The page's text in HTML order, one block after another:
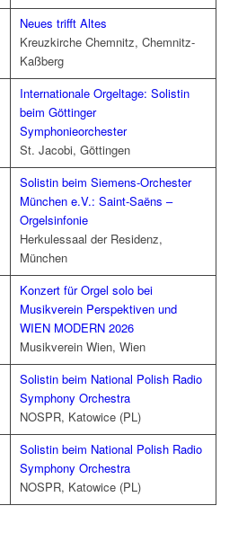
Neues trifft Altes
Kreuzkirche Chemnitz, Chemnitz-
Kaßberg
Internationale Orgeltage: Solistin
beim Göttinger
Symphonieorchester
St. Jacobi, Göttingen
Solistin beim Siemens-Orchester
München e.V.: Saint-Saëns –
Orgelsinfonie
Herkulessaal der Residenz,
München
Konzert für Orgel solo bei
Musikverein Perspektiven und
WIEN MODERN 2026
Musikverein Wien, Wien
Solistin beim National Polish Radio
Symphony Orchestra
NOSPR, Katowice (PL)
Solistin beim National Polish Radio
Symphony Orchestra
NOSPR, Katowice (PL)